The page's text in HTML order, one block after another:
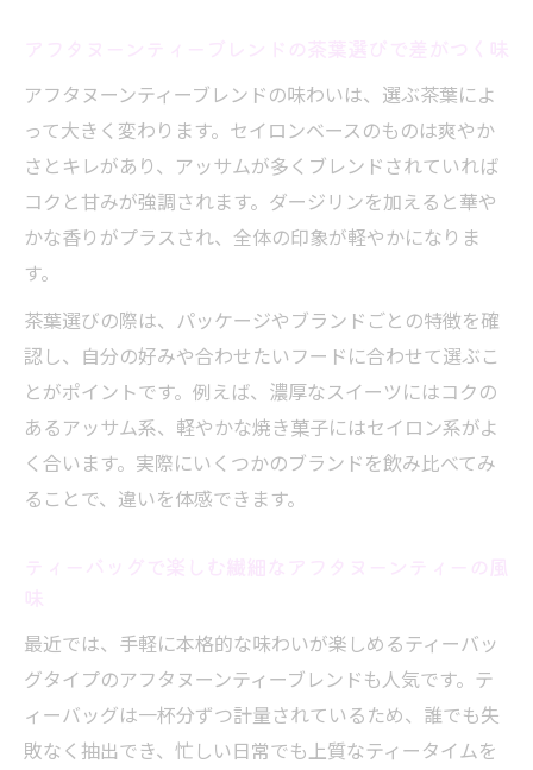
アフタヌーンティーブレンドの味わいは、選ぶ茶葉によ
って大きく変わります。セイロンベースのものは爽やか
さとキレがあり、アッサムが多くブレンドされていれば
コクと甘みが強調されます。ダージリンを加えると華や
かな香りがプラスされ、全体の印象が軽やかになりま
す。
茶葉選びの際は、パッケージやブランドごとの特徴を確
認し、自分の好みや合わせたいフードに合わせて選ぶこ
とがポイントです。例えば、濃厚なスイーツにはコクの
あるアッサム系、軽やかな焼き菓子にはセイロン系がよ
く合います。実際にいくつかのブランドを飲み比べてみ
ることで、違いを体感できます。
最近では、手軽に本格的な味わいが楽しめるティーバッ
グタイプのアフタヌーンティーブレンドも人気です。テ
ィーバッグは一杯分ずつ計量されているため、誰でも失
敗なく抽出でき、忙しい日常でも上質なティータイムを